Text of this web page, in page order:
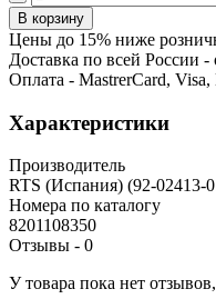
Цены до 15% ниже
Доставка по всей России -
Оплата - MastrerCard,
Характеристики
Производитель
RTS (Испания) (92-02413-
Номера по каталогу
8201108350
Отзывы - 0
У товара пока нет